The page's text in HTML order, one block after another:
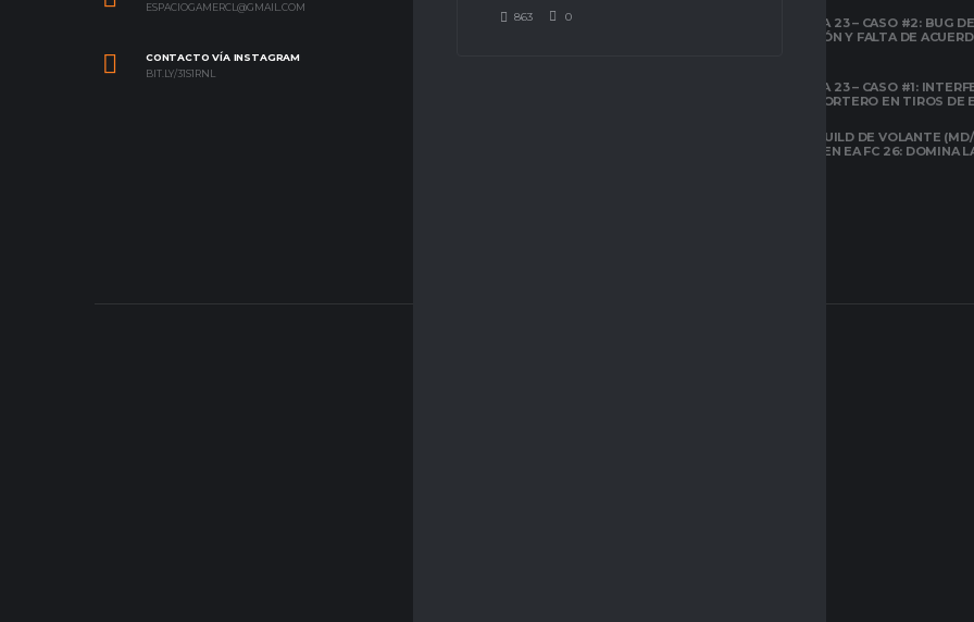
863 0
ESPACIOGAMERCL@GMAIL.COM
CONTACTO VÍA INSTAGRAM
BIT.LY/31S1RNL
TEMPORADA 23 – CASO #2: BUG
DESCONEXIÓN Y FALTA DE
TEMPORADA 23 – CASO #1:
ILEGAL AL PORTERO EN TIROS DE
LA MEJOR BUILD DE VOLANTE
CARRILERO EN EA FC 26: DOMINA